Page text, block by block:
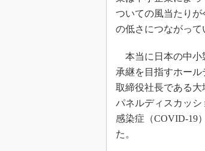
ついての風当たり
の低さにつながって
本当に日本の中小
承継を目指すホー
取締役社長である
パネルディスカッシ
感染症（COVID-19
た。